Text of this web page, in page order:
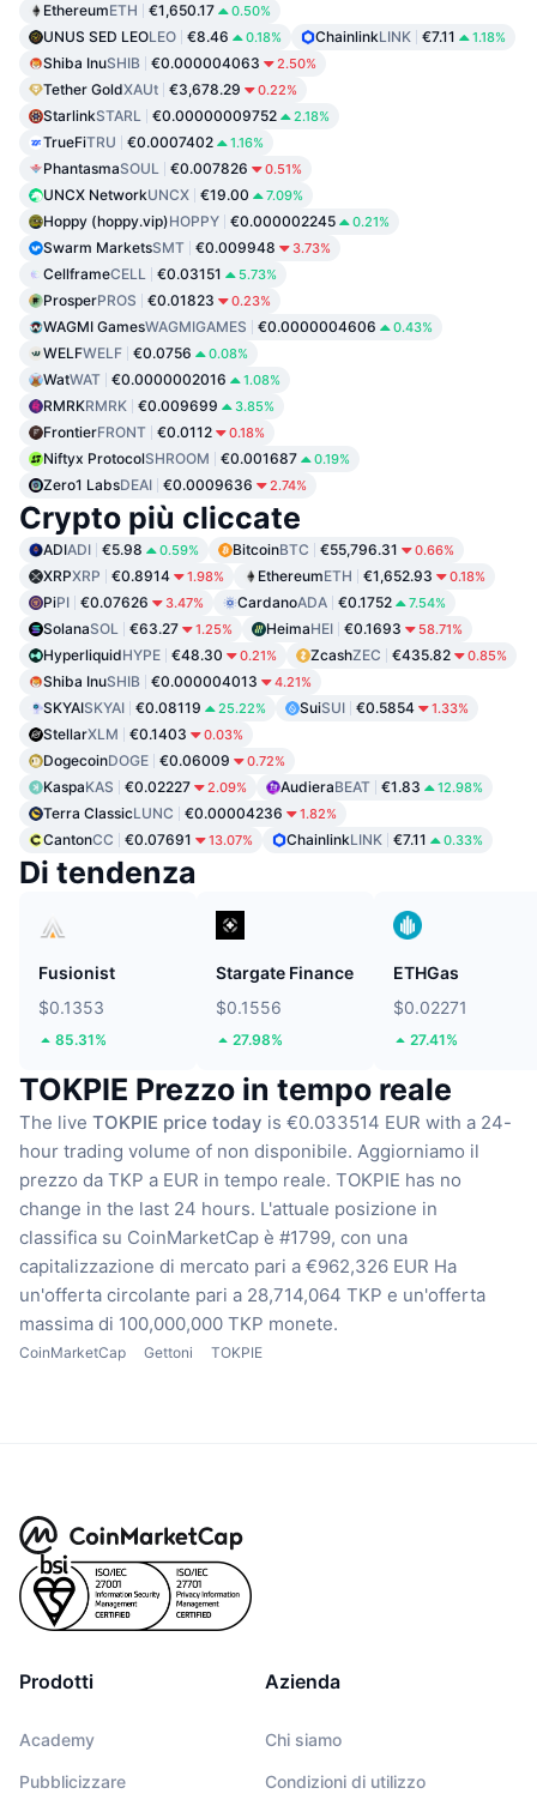
EthereumETH €1,650.17 0.50%
UNUS SED LEOLEO €8.46 0.18% ChainlinkLINK €7.11 1.18%
Shiba InuSHIB €0.000004063 2.50%
Tether GoldXAUt €3,678.29 0.22%
StarlinkSTARL €0.00000009752 2.18%
TrueFiTRU €0.0007402 1.16%
PhantasmaSOUL €0.007826 0.51%
UNCX NetworkUNCX €19.00 7.09%
Hoppy (hoppy.vip)HOPPY €0.000002245 0.21%
Swarm MarketsSMT €0.009948 3.73%
CellframeCELL €0.03151 5.73%
ProsperPROS €0.01823 0.23%
WAGMI GamesWAGMIGAMES €0.0000004606 0.43%
WELFWELF €0.0756 0.08%
WatWAT €0.0000002016 1.08%
RMRKRMRK €0.009699 3.85%
FrontierFRONT €0.0112 0.18%
Niftyx ProtocolSHROOM €0.001687 0.19%
Zero1 LabsDEAI €0.0009636 2.74%
Crypto più cliccate
ADIADI €5.98 0.59% BitcoinBTC €55,796.31 0.66%
XRPXRP €0.8914 1.98% EthereumETH €1,652.93 0.18%
PiPI €0.07626 3.47% CardanoADA €0.1752 7.54%
SolanaSOL €63.27 1.25% HeimaHEI €0.1693 58.71%
HyperliquidHYPE €48.30 0.21% ZcashZEC €435.82 0.85%
Shiba InuSHIB €0.000004013 4.21%
SKYAISKYAI €0.08119 25.22% SuiSUI €0.5854 1.33%
StellarXLM €0.1403 0.03%
DogecoinDOGE €0.06009 0.72%
KaspaKAS €0.02227 2.09% AudieraBEAT €1.83 12.98%
Terra ClassicLUNC €0.00004236 1.82%
CantonCC €0.07691 13.07% ChainlinkLINK €7.11 0.33%
Di tendenza
Fusionist
$0.1353
85.31%
Stargate Finance
$0.1556
27.98%
ETHGas
$0.02271
27.41%
TOKPIE Prezzo in tempo reale
The live TOKPIE price today is €0.033514 EUR with a 24-
hour trading volume of non disponibile. Aggiorniamo il
prezzo da TKP a EUR in tempo reale. TOKPIE has no
change in the last 24 hours. L'attuale posizione in
classifica su CoinMarketCap è #1799, con una
capitalizzazione di mercato pari a €962,326 EUR Ha
un'offerta circolante pari a 28,714,064 TKP e un'offerta
massima di 100,000,000 TKP monete.
CoinMarketCap Gettoni TOKPIE
Prodotti
Academy
Pubblicizzare
Azienda
Chi siamo
Condizioni di utilizzo